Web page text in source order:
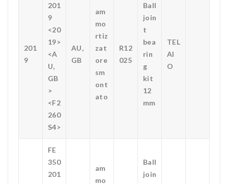
201
9
201
9
<20
19>
<A
U,
GB
>
<F2
260
S4>
AU,
GB
am
mo
rtiz
zat
ore
sm
ont
ato
R12
025
Ball
join
t
bea
rin
g
kit
12
mm
TEL
AI
O
FE
350
201
am
mo
Ball
join